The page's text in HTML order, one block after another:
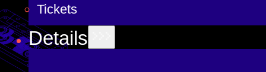
Tickets
Details